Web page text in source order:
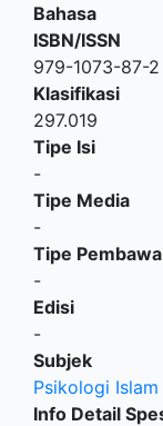
Bahasa
ISBN/ISSN
979-1073-87-2
Klasifikasi
297.019
Tipe Isi
-
Tipe Media
-
Tipe Pembawa
-
Edisi
-
Subjek
Psikologi Islam
Info Detail